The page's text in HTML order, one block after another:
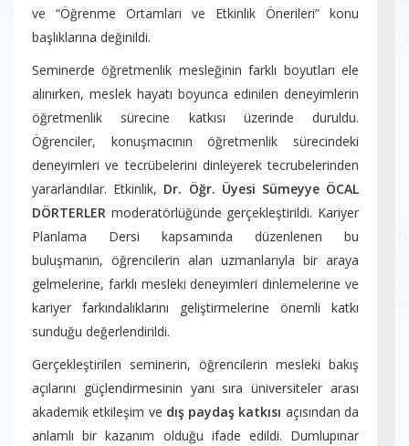
ve “Öğrenme Ortamları ve Etkinlik Önerileri” konu
başlıklarına değinildi.
Seminerde öğretmenlik mesleğinin farklı boyutları ele
alınırken, meslek hayatı boyunca edinilen deneyimlerin
öğretmenlik sürecine katkısı üzerinde duruldu.
Öğrenciler, konuşmacının öğretmenlik sürecindeki
deneyimleri ve tecrübelerini dinleyerek tecrubelerinden
yararlandılar. Etkinlik, Dr. Öğr. Üyesi Sümeyye ÖCAL
DÖRTERLER moderatörlüğünde gerçekleştirildi. Kariyer
Planlama Dersi kapsamında düzenlenen bu
buluşmanın, öğrencilerin alan uzmanlarıyla bir araya
gelmelerine, farklı mesleki deneyimleri dinlemelerine ve
kariyer farkındalıklarını geliştirmelerine önemli katkı
sunduğu değerlendirildi.
Gerçekleştirilen seminerin, öğrencilerin mesleki bakış
açılarını güçlendirmesinin yanı sıra üniversiteler arası
akademik etkileşim ve dış paydaş katkısı açısından da
anlamlı bir kazanım olduğu ifade edildi. Dumlupınar